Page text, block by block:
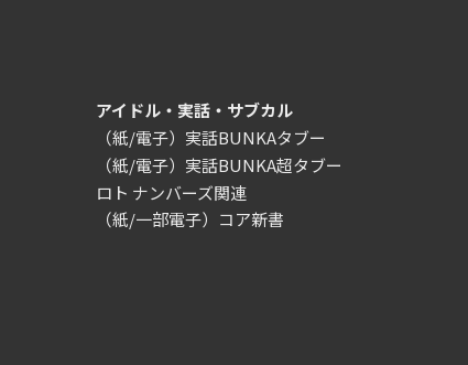
アイドル・実話・サブカル
（紙/電子）実話BUNKAタブー
（紙/電子）実話BUNKA超タブー
ロト ナンバーズ関連
（紙/一部電子）コア新書